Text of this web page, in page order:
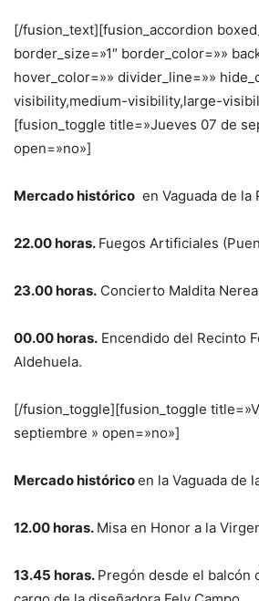
[/fusion_text][fusion_accordion
border_size=»1″ border_color=»»
hover_color=»» divider_line=»»
visibility,medium-visibility,large-
[fusion_toggle title=»Jueves 07 de
open=»no»]
Mercado histórico en Vaguada de la
22.00 horas. Fuegos Artificiales
23.00 horas. Concierto Maldita
00.00 horas. Encendido del Recinto
Aldehuela.
[/fusion_toggle][fusion_toggle
septiembre » open=»no»]
Mercado históricoen la Vaguada de
12.00 horas. Misa en Honor a la
13.45 horas. Pregón desde el balcón